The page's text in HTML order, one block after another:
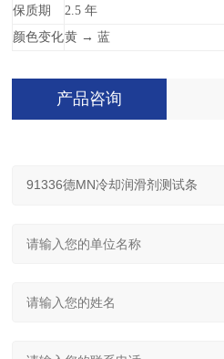
保质期
2.5年
颜色变化黄 → 蓝
产品咨询